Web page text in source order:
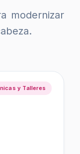
modernizar
y Talleres